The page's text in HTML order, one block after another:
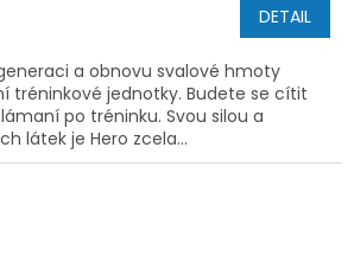
DETAIL
a obnovu svalové hmoty
tréninkové jednotky. Budete se cítit
po tréninku. Svou silou a
látek je Hero zcela...